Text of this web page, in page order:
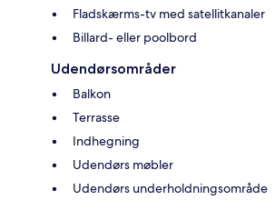
Fladskærms-tv med satellitkanaler
Billard- eller poolbord
Udendørsområder
Balkon
Terrasse
Indhegning
Udendørs møbler
Udendørs underholdningsområde